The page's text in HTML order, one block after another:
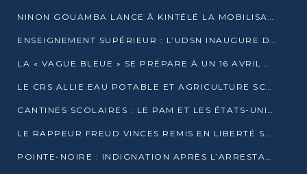
NINON GOUAMBA LANCE À KINTÉLÉ LA MOBILISATION POUR L’INVESTITURE DR DSN
ENSEIGNEMENT SUPÉRIEUR : L’UDSN INAUGURE DES LABORATOIRES POUR BOOSTER LA FORMATION PRATIQUE
LA « VAGUE BLEUE » SE PRÉPARE À UN 16 AVRIL HISTORIQUE
LE CRS ALLIE EAU POTABLE ET AGRICULTURE SCOLAIRE AU CŒUR DE LA TRANSFORMATION DES ÉCOLES RURALES
CANTINES SCOLAIRES : LE PAM ET LES ÉTATS-UNIS AU CONTACT DES ÉCOLIERS DE KINKALA
LE RAPPEUR FREUD VINCES REMIS EN LIBERTÉ SOUS PRESSION MÉDIATIQUE
POINTE-NOIRE : INDIGNATION APRÈS L’ARRESTATION DU RAPPEUR FREUD VINCES